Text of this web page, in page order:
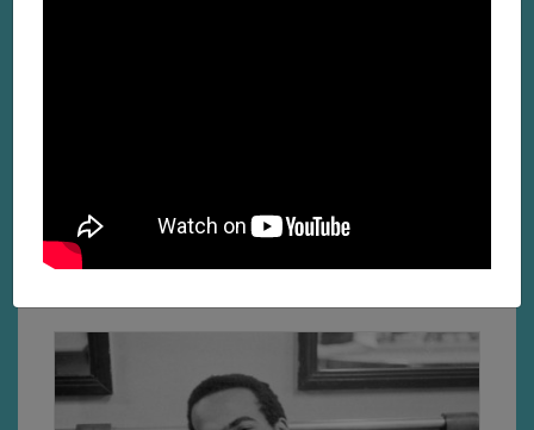
Université où Édouard Glissant fut plusieurs fois invité